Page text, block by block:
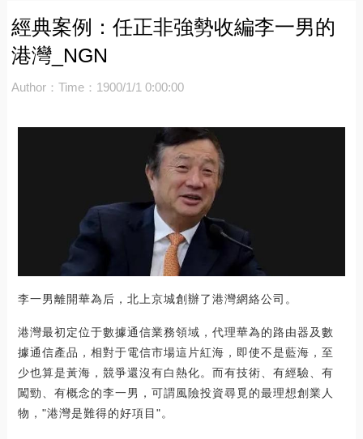
經典案例：任正非強勢收編李一男的
港灣_NGN
Author： Time：1900/1/1 0:00:00
李一男離開華為后，北上京城創辦了港灣網絡公司。
港灣最初定位于數據通信業務領域，代理華為的路由器及數
據通信產品，相對于電信市場這片紅海，即使不是藍海，至
少也算是黃海，競爭還沒有白熱化。而有技術、有經驗、有
闖勁、有概念的李一男，可謂風險投資尋覓的最理想創業人
物，"港灣是難得的好項目"。